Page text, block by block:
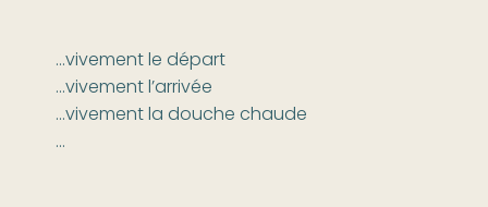
…vivement le départ
…vivement l’arrivée
…vivement la douche chaude
…